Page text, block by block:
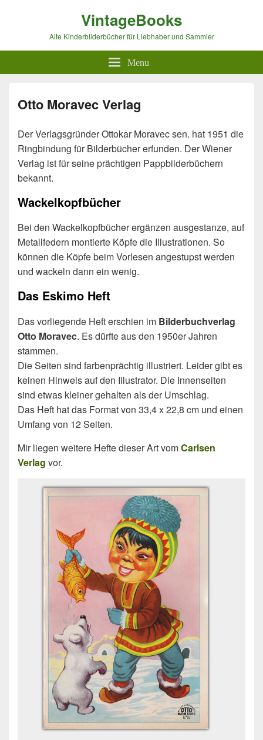
VintageBooks
Alte Kinderbilderbücher für Liebhaber und Sammler
Menu
Otto Moravec Verlag
Der Verlagsgründer Ottokar Moravec sen. hat 1951 die
Ringbindung für Bilderbücher erfunden. Der Wiener
Verlag ist für seine prächtigen Pappbilderbüchern
bekannt.
Wackelkopfbücher
Bei den Wackelkopfbücher ergänzen ausgestanze, auf
Metallfedern montierte Köpfe die Illustrationen. So
können die Köpfe beim Vorlesen angestupst werden
und wackeln dann ein wenig.
Das Eskimo Heft
Das vorliegende Heft erschien im Bilderbuchverlag
Otto Moravec. Es dürfte aus den 1950er Jahren
stammen.
Die Seiten sind farbenprächtig illustriert. Leider gibt es
keinen Hinweis auf den Illustrator. Die Innenseiten
sind etwas kleiner gehalten als der Umschlag.
Das Heft hat das Format von 33,4 x 22,8 cm und einen
Umfang von 12 Seiten.
Mir liegen weitere Hefte dieser Art vomCarlsen
Verlag vor.